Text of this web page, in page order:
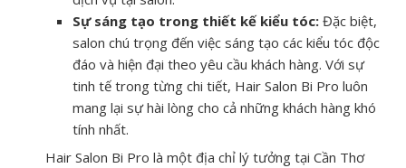
Sự sáng tạo trong thiết kế kiểu tóc: Đặc biệt,
salon chú trọng đến việc sáng tạo các kiểu tóc độc
đáo và hiện đại theo yêu cầu khách hàng. Với sự
tinh tế trong từng chi tiết, Hair Salon Bi Pro luôn
mang lại sự hài lòng cho cả những khách hàng khó
tính nhất.
Hair Salon Bi Pro là một địa chỉ lý tưởng tại Cần Thơ